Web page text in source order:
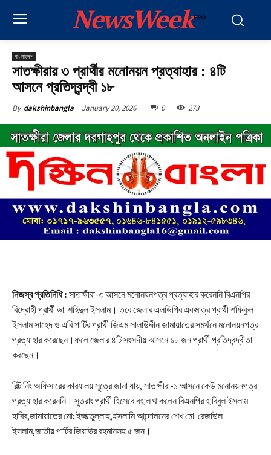
NewsWeekPRO
বাংলাদেশ
সাতক্ষীরায় ৩ প্রার্থীর মনোনয়ন প্রত্যাহার : ৪টি
আসনে প্রতিদ্বন্দ্বী ১৮
By dakshinbangla January 20, 2026 0 273
নিজস্ব প্রতিনিধি : সাতক্ষীরা-৩ আসনে মনোনয়নপত্র প্রত্যাহার করেননি বিএনপির
বিদ্রোহী প্রার্থী ডা. শহিদুল ইসলাম। তবে জেলার এলডিপির একমাত্র প্রার্থী শফিকুল
ইসলাম সাহেদ ও এবি পার্টির প্রার্থী জিএম সালাউদ্দীন জামায়াতের সমর্থনে মনোনয়নপত্র
প্রত্যাহার করেছেন।ফলে জেলার ৪টি সংসদীয় আসনে ১৮ জন প্রার্থী প্রতিদ্বন্দ্বীতা
করছেন।
রিটার্নিং অফিসারের কারযালয় সূত্রে জানা যায়, সাতক্ষীরা-১ আসনে কেউ মনোনয়নপত্র
প্রত্যাহার করেননি। সুতরাং প্রার্থী হিসেবে বহাল থাকলেন বিএনপির হাবিবুল ইসলাম
হাবিব,জামায়াতের মো: ইজ্জতুল্লাহ,ইসলামি আন্দোলনের শেখ মো: রেজাউল
ইসলাম,জাতীয় পার্টির জিয়াউর রহমানসহ ৫ জন।